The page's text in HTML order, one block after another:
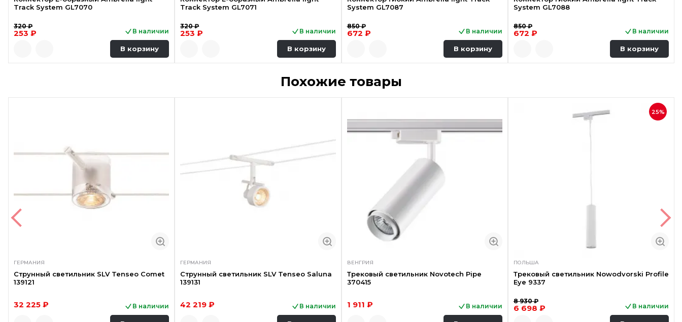
Track System GL7070
320 ₽
253 ₽ В наличии
В корзину
Track System GL7071
320 ₽
253 ₽ В наличии
В корзину
System GL7087
850 ₽
672 ₽ В наличии
В корзину
System GL7088
850 ₽
672 ₽ В наличии
В корзину
Похожие товары
ГЕРМАНИЯ
Струнный светильник SLV Tenseo Comet
139121
32 225 ₽ В наличии
ГЕРМАНИЯ
Струнный светильник SLV Tenseo Saluna
139131
42 219 ₽ В наличии
ВЕНГРИЯ
Трековый светильник Novotech Pipe
370415
1 911 ₽ В наличии
25%
ПОЛЬША
Трековый светильник Nowodvorski Profile
Eye 9337
8 930 ₽
6 698 ₽ В наличии